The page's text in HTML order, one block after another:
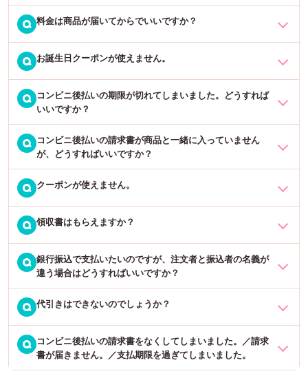
す。
詳しくは「ご利用ガイド →」をご確認ください。
商品お届け時に同封している「納品書兼領収書」がインボイスに該
当いたします。
ご注文者様と送付先様が異なる場合は金額の記載がされないため、
書き○○」とコメントの上、ご注文をお願いいたします。
別途ご請求書をご希望のお客様は同様に「通信欄」に「請求書発行
希望。宛名○○」とコメントの上、ご注文をお願いいたします。
Q 料金は商品が届いてからでいいですか？
商品到着後のお支払いをご希望の場合、「スコア後払い（コンビニ
後払い）」・「ペイディ（あと払い）」をご利用いただけます。
※別途手数料がかかります。ご利用には簡単な審査があり、審査の結
果によってはご利用いただけない場合もございますので、予めご了
承ください。
Q お誕生日クーポンが使えません。
クーポン対象外の商品を選んでいる場合が考えられます。お手数で
すが、一度お誕生日クーポンのメルマガに記載の注意事項をご確認
ください。
※割引の重複はできかねます。（例：セット割の商品をご注文してい
る、他のクーポンをご利用いただいているなど）
併せて「Q.クーポンが使えません。」もご覧下さい。
Q コンビニ後払いの期限が切れてしまいました。どうすれば
いいですか？
コンビニ後払いは、株式会社SCORE(スコア)の提供する「@(あと)
払い」サービスが適用されております。
お手数をおかけしますが、お支払いに関するご不明点は「スコア後
払い決済サービスお客様センター」へお問い合わせいただきますよ
うお願いいたします。
TEL：075-682-2106（平日9時〜18時）
メールでのお問い合わせ：
https://www.scoring.jp/consumer/
Q コンビニ後払いの請求書が商品と一緒に入っていません
が、どうすればいいですか？
お支払い方法に「コンビニ後払い」を選択いただいた場合は、
商品
とは別に
で届きますのでご注意くださいませ。
場合で2週間かかる場合もございますので、あらかじめご了承くださ
いませ。
それでも届かない場合は、スコア後払い決済サービスお客様センタ
ー（TEL：075-682-2106 平日9時〜18時）へお問い合わせくださ
い。なおコンビニ後払いをご選択の場合、「楽天銀行コンビニ支払
いサービス」「LINE Pay請求書払い」も可能です。
Q クーポンが使えません。
以下の原因が考えられます。
・会員登録（ログイン）していない
・セット割商品やデータ入稿商品など、既に割引されている商品で
の使用
・フルオーダーユニフォームなど、クーポンを適用できない商品で
の使用
・本店サイト（応援うちわ専門店ファンクリ）以外での使用
・既に一度クーポンを使っている
Q 領収書はもらえますか？
領収書がご入用の場合は、ご注文時に必ずご注文手続きページの
「通信欄」に、「領収書希望」とご入力の上、下記必要事項も併せ
てご入力下さい。
・宛名
・但し書き
領収書は基本商品に同封させていただきます。メール添付をご希望
Q 銀行振込で支払いたいのですが、注文者と振込者の名義が
違う場合はどうすればいいですか？
ご注文手続きページの「通信欄」にお振込名義をご記載の上、ご注
文確定をお願いいたします。
（ご注文確認後にご入金期限などの詳細を記載した「最終確認メー
ル」をお送りいたしますので、そちらにお振込名義をご返信いただ
Q 代引きはできないのでしょうか？
現金のみのお支払いで代金引換がご利用になれます。（別途手数料
がかかります）
Q コンビニ後払いの請求書をなくしてしまいました。／請求
書が届きません。／支払期限を過ぎてしまいました。